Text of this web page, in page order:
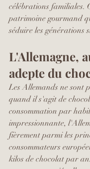
célébrations familiales.
patrimoine gourmand
séduire les générations
L'Allemagne,
adepte du
Les Allemands ne sont
quand il s'agit de
consommation par
impressionnante,
fièrement parmi les
consommateurs
kilos de chocolat par